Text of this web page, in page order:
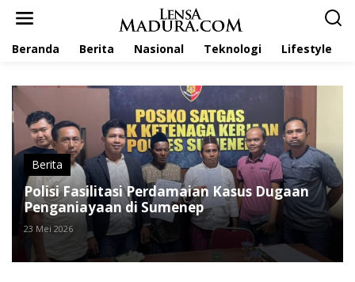
Beranda Berita Nasional Teknologi Lifestyle
Berita
Polisi Fasilitasi Perdamaian Kasus Dugaan
Penganiayaan di Sumenep
23 Mei 2026